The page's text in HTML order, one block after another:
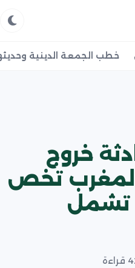
خطب الجمعة الدينية
خروج
تخص
تشمل